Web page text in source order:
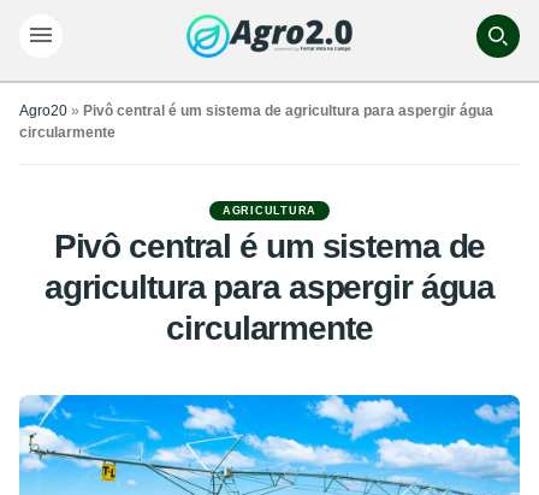
Agro20 » Pivô central é um sistema de agricultura para aspergir água
circularmente
AGRICULTURA
Pivô central é um sistema de
agricultura para aspergir água
circularmente